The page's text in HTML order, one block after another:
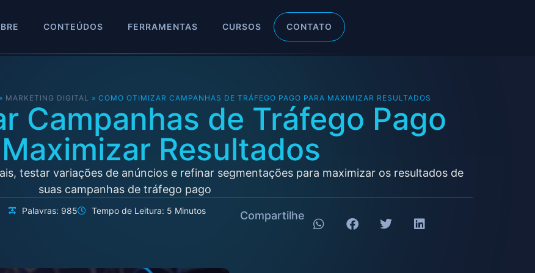
CONTEÚDOS FERRAMENTAS CURSOS CONTATO
» MARKETING DIGITAL » COMO OTIMIZAR CAMPANHAS DE TRÁFEGO PAGO PARA MAXIMIZAR RESULTADOS
Campanhas de Tráfego Pago
Resultados
testar variações de anúncios e refinar segmentações para maximizar os resultados de
suas campanhas de tráfego pago
Palavras: 985 Tempo de Leitura: 5 Minutos Compartilhe